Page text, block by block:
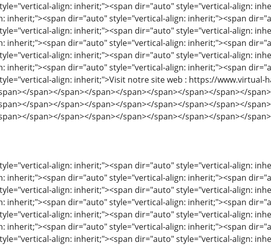
align: inherit;"><span dir="auto" style="vertical-align:
inherit;"><span dir="auto" style="vertical-align: inherit;"><span
align: inherit;"><span dir="auto" style="vertical-align:
inherit;"><span dir="auto" style="vertical-align: inherit;"><span
align: inherit;"><span dir="auto" style="vertical-align:
inherit;"><span dir="auto" style="vertical-align: inherit;"><span
align: inherit;">Visit notre site web : https://www.virtual-
span></span></span></span></span></span></span></
span></span></span></span></span></span></span></
span></span></span></span></span></span></span></
align: inherit;"><span dir="auto" style="vertical-align:
inherit;"><span dir="auto" style="vertical-align: inherit;"><span
align: inherit;"><span dir="auto" style="vertical-align:
inherit;"><span dir="auto" style="vertical-align: inherit;"><span
align: inherit;"><span dir="auto" style="vertical-align:
inherit;"><span dir="auto" style="vertical-align: inherit;"><span
align: inherit;"><span dir="auto" style="vertical-align: